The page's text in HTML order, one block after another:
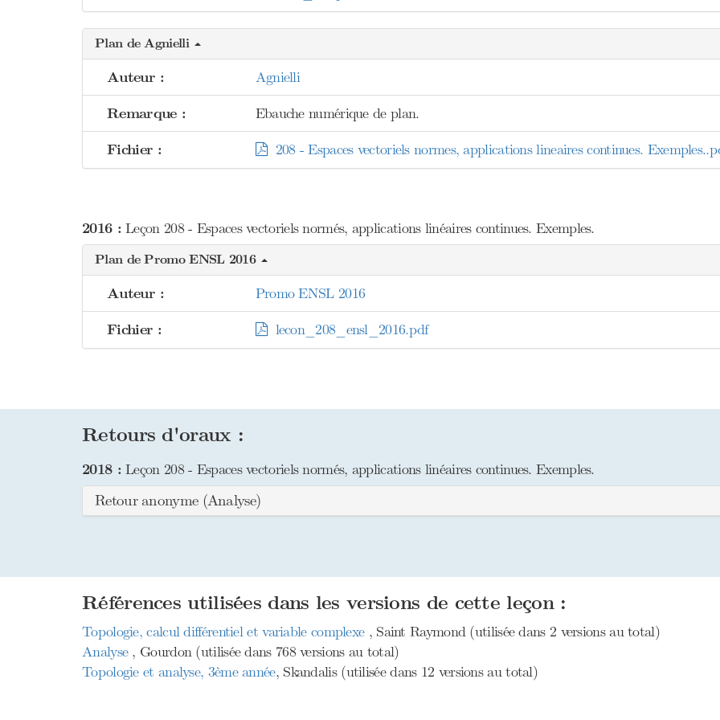
Plan de Agnielli
Auteur : Agnielli
Remarque : Ebauche numérique de plan.
Fichier : 208 - Espaces vectoriels normes, applications lineaires continues.
2016 :Leçon 208 - Espaces vectoriels normés, applications linéaires continues. Exemples.
Plan de Promo ENSL 2016
Auteur : Promo ENSL 2016
Fichier : lecon_208_ensl_2016.pdf
Retours d'oraux :
2018 :Leçon 208 - Espaces vectoriels normés, applications linéaires continues. Exemples.
Retour anonyme (Analyse)
Références utilisées dans les versions de cette leçon :
Topologie, calcul différentiel et variable complexe , Saint Raymond (utilisée dans 2 versions au total)
Analyse , Gourdon (utilisée dans 768 versions au total)
Topologie et analyse, 3ème année, Skandalis (utilisée dans 12 versions au total)